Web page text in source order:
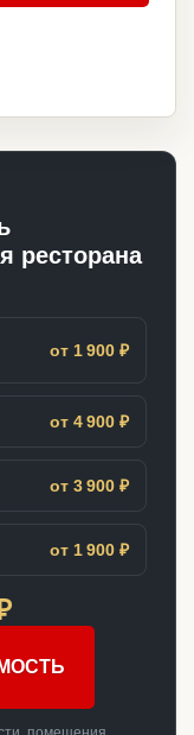
ресторана
от 1 900 ₽
от 4 900 ₽
от 3 900 ₽
от 1 900 ₽